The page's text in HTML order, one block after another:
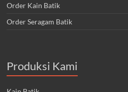
Order Kain Batik
Order Seragam Batik
Produksi Kami